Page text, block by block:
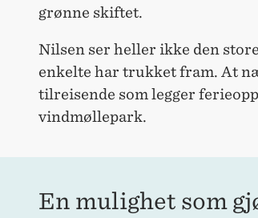
grønne skiftet.
Nilsen ser heller ikke den
enkelte har trukket fram. At
tilreisende som legger
vindmøllepark.
En mulighet som